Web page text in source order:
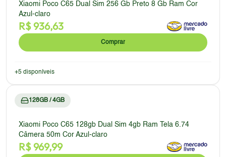
Xiaomi Poco C65 Dual Sim 256 Gb Preto 8 Gb Ram Cor
Azul-claro
R$936,63
Comprar
+5 disponíveis
128GB / 4GB
Xiaomi Poco C65 128gb Dual Sim 4gb Ram Tela 6.74
Câmera 50m Cor Azul-claro
R$969,99